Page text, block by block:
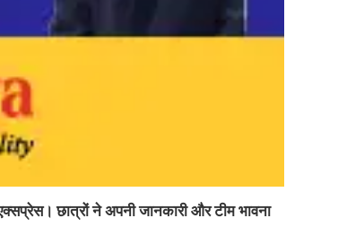
छात्रों ने अपनी जानकारी और टीम भावना